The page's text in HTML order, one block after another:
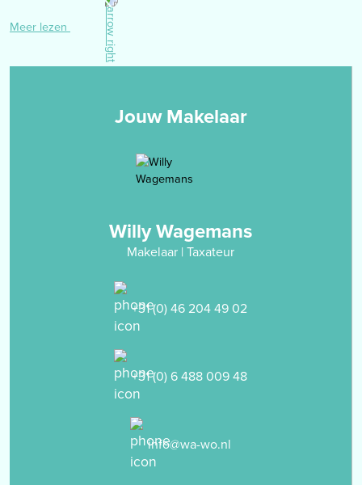
Eerste verdieping
de overloop biedt toegang tot 3 slaapkamers en een toiletruimte
respectievelijk groot:
- slaapkamer 2: 2.20 x 2.65m, gelegen aan de achterzijde van de
- slaapkamer 3: 2.20 x 3.70m, gelegen aan de voorzijde van de
radiator en een vaste wastafel welke is verwerkt in een
Alle slaapkamers en de overloop zijn voorzien van een
er is een voor- en achtertuin aanwezig bij de woning. De achtertuin
met tuinhuis is onderhoudsvriendelijk te noemen en vanuit het
Meer lezen
Jouw Makelaar
Willy Wagemans
Makelaar | Taxateur
+31 (0) 46 204 49 02
+31 (0) 6 488 009 48
info@wa-wo.nl